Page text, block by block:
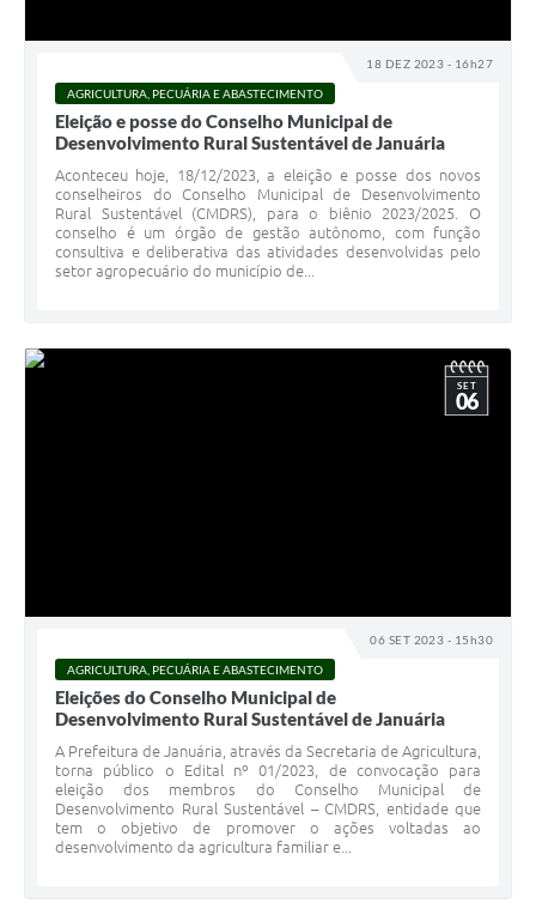
18 DEZ 2023 - 16h27
AGRICULTURA, PECUÁRIA E ABASTECIMENTO
Eleição e posse do Conselho Municipal de
Desenvolvimento Rural Sustentável de Januária
Aconteceu hoje, 18/12/2023, a eleição e posse dos novos
conselheiros do Conselho Municipal de Desenvolvimento
Rural Sustentável (CMDRS), para o biênio 2023/2025. O
conselho é um órgão de gestão autônomo, com função
consultiva e deliberativa das atividades desenvolvidas pelo
setor agropecuário do município de...
06 SET 2023 - 15h30
SET
06
AGRICULTURA, PECUÁRIA E ABASTECIMENTO
Eleições do Conselho Municipal de
Desenvolvimento Rural Sustentável de Januária
A Prefeitura de Januária, através da Secretaria de Agricultura,
torna público o Edital nº 01/2023, de convocação para
eleição dos membros do Conselho Municipal de
Desenvolvimento Rural Sustentável – CMDRS, entidade que
tem o objetivo de promover o ações voltadas ao
desenvolvimento da agricultura familiar e...